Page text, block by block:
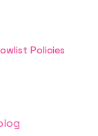
Policies